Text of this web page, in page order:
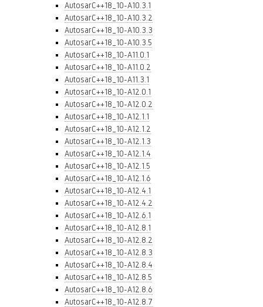
AutosarC++18_10-A10.3.1
AutosarC++18_10-A10.3.2
AutosarC++18_10-A10.3.3
AutosarC++18_10-A10.3.5
AutosarC++18_10-A11.0.1
AutosarC++18_10-A11.0.2
AutosarC++18_10-A11.3.1
AutosarC++18_10-A12.0.1
AutosarC++18_10-A12.0.2
AutosarC++18_10-A12.1.1
AutosarC++18_10-A12.1.2
AutosarC++18_10-A12.1.3
AutosarC++18_10-A12.1.4
AutosarC++18_10-A12.1.5
AutosarC++18_10-A12.1.6
AutosarC++18_10-A12.4.1
AutosarC++18_10-A12.4.2
AutosarC++18_10-A12.6.1
AutosarC++18_10-A12.8.1
AutosarC++18_10-A12.8.2
AutosarC++18_10-A12.8.3
AutosarC++18_10-A12.8.4
AutosarC++18_10-A12.8.5
AutosarC++18_10-A12.8.6
AutosarC++18_10-A12.8.7